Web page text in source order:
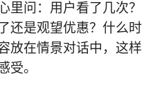
里问：用户看了几次？
还是观望优惠？什么时
放在情景对话中，这样
受。